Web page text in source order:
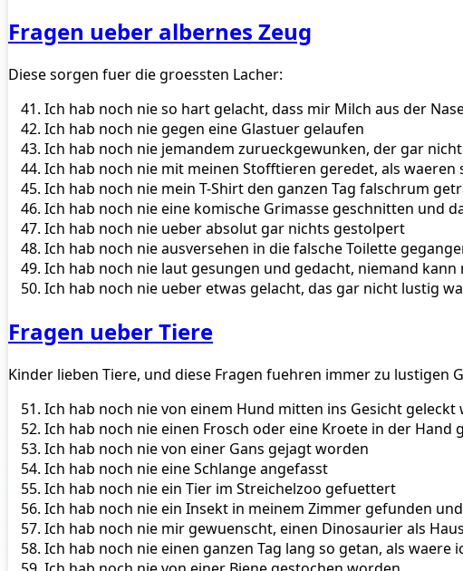
Fragen ueber albernes Zeug
Diese sorgen fuer die groessten Lacher:
Ich hab noch nie so hart gelacht, dass mir Milch aus der
Ich hab noch nie gegen eine Glastuer gelaufen
Ich hab noch nie jemandem zurueckgewunken, der gar
Ich hab noch nie mit meinen Stofftieren geredet, als waeren
Ich hab noch nie mein T-Shirt den ganzen Tag falschrum
Ich hab noch nie eine komische Grimasse geschnitten und
Ich hab noch nie ueber absolut gar nichts gestolpert
Ich hab noch nie ausversehen in die falsche Toilette
Ich hab noch nie laut gesungen und gedacht, niemand
Ich hab noch nie ueber etwas gelacht, das gar nicht lustig
Fragen ueber Tiere
Kinder lieben Tiere, und diese Fragen fuehren immer zu lustigen
Ich hab noch nie von einem Hund mitten ins Gesicht geleckt
Ich hab noch nie einen Frosch oder eine Kroete in der Hand
Ich hab noch nie von einer Gans gejagt worden
Ich hab noch nie eine Schlange angefasst
Ich hab noch nie ein Tier im Streichelzoo gefuettert
Ich hab noch nie ein Insekt in meinem Zimmer gefunden
Ich hab noch nie mir gewuenscht, einen Dinosaurier als
Ich hab noch nie einen ganzen Tag lang so getan, als waere